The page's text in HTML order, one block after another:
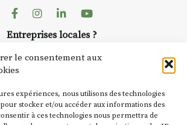
le consentement aux
expériences, nous utilisons des technologies
stocker et/ou accéder aux informations des
à ces technologies nous permettra de
FacebookInstagram
LinkedinYoutube
Entreprises locales ?
toute l'actu de Strada